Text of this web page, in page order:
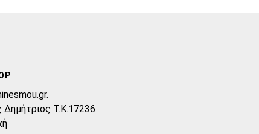
Δημήτριος T.K.17236